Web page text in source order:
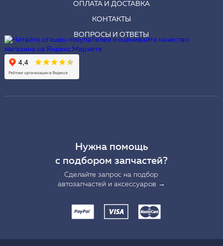
ОПЛАТА И ДОСТАВКА
КОНТАКТЫ
ВОПРОСЫ И ОТВЕТЫ
Нужна помощь
с подбором запчастей?
Сделайте запрос на подбор
автозапчастей и аксессуаров →